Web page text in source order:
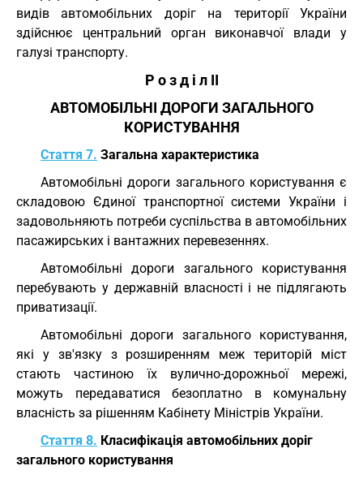
видів автомобільних доріг на території України
здійснює центральний орган виконавчої влади у
галузі транспорту.
Р о з д і л II
АВТОМОБІЛЬНІ ДОРОГИ ЗАГАЛЬНОГО
КОРИСТУВАННЯ
Стаття 7. Загальна характеристика
Автомобільні дороги загального користування є
складовою Єдиної транспортної системи України і
задовольняють потреби суспільства в автомобільних
пасажирських і вантажних перевезеннях.
Автомобільні дороги загального користування
перебувають у державній власності і не підлягають
приватизації.
Автомобільні дороги загального користування,
які у зв'язку з розширенням меж територій міст
стають частиною їх вулично-дорожньої мережі,
можуть передаватися безоплатно в комунальну
власність за рішенням Кабінету Міністрів України.
Стаття 8. Класифікація автомобільних доріг
загального користування